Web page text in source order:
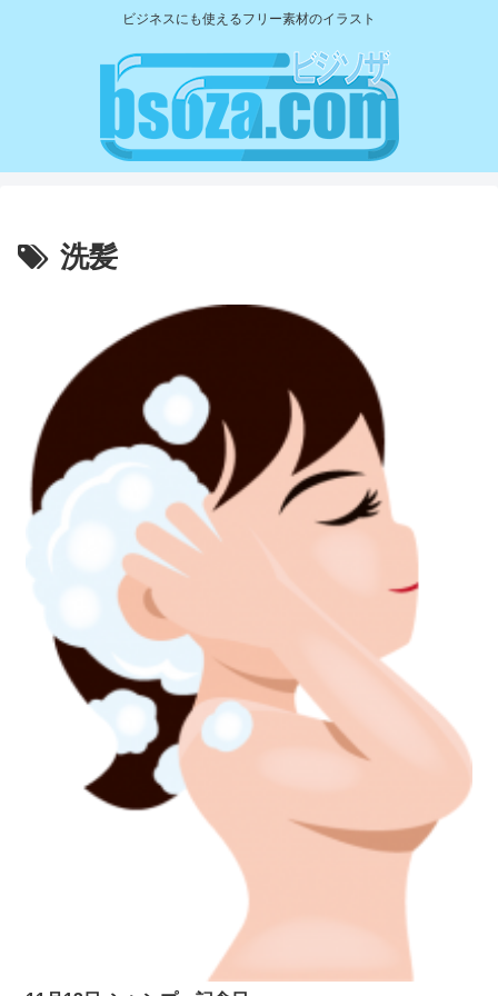
ビジネスにも使えるフリー素材のイラスト
洗髪